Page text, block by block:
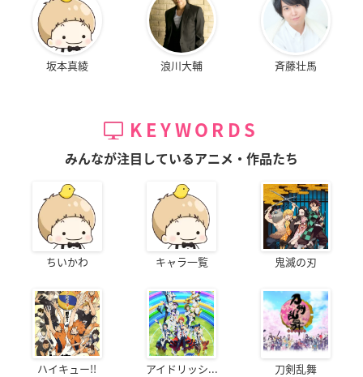
坂本真綾 浪川大輔 斉藤壮馬
KEYWORDS
みんなが注目しているアニメ・作品たち
ちいかわ キャラ一覧 鬼滅の刃
ハイキュー!! アイドリッシ... 刀剣乱舞